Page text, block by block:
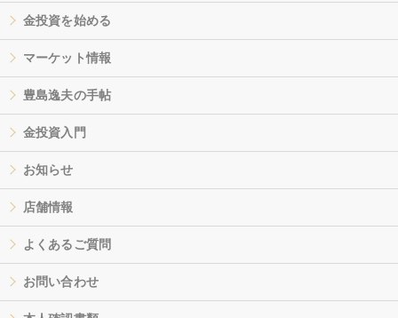
金投資を始める
マーケット情報
豊島逸夫の手帖
金投資入門
お知らせ
店舗情報
よくあるご質問
お問い合わせ